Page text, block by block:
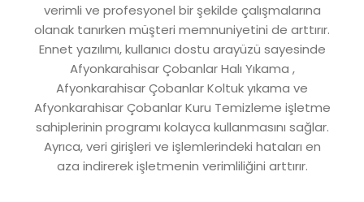
verimli ve profesyonel bir şekilde çalışmalarına
olanak tanırken müşteri memnuniyetini de arttırır.
Ennet yazılımı, kullanıcı dostu arayüzü sayesinde
Afyonkarahisar Çobanlar Halı Yıkama ,
Afyonkarahisar Çobanlar Koltuk yıkama ve
Afyonkarahisar Çobanlar Kuru Temizleme işletme
sahiplerinin programı kolayca kullanmasını sağlar.
Ayrıca, veri girişleri ve işlemlerindeki hataları en
aza indirerek işletmenin verimliliğini arttırır.